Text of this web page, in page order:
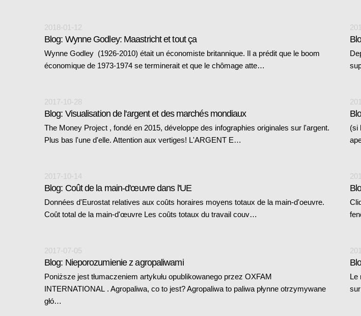
2018-01-12
Blog: Wynne Godley: Maastricht et tout ça
Wynne Godley (1926-2010) était un économiste britannique. Il a prédit que le boom
économique de 1973-1974 se terminerait et que le chômage atte…
2017-10-28
Blog: Visualisation de l'argent et des marchés mondiaux
The Money Project , fondé en 2015, développe des infographies originales sur l'argent.
Plus bas l'une d'elle. Attention aux vertiges! L'ARGENT E…
(si
2017-10-14
Blog: Coût de la main-d'œuvre dans l'UE
Données d'Eurostat relatives aux coûts horaires moyens totaux de la main-d'oeuvre.
Coût total de la main-d'œuvre Les coûts totaux du travail couv…
2017-07-05
Blog: Nieporozumienie z agropaliwami
Poniższe jest tłumaczeniem artykułu opublikowanego przez OXFAM
INTERNATIONAL . Agropaliwa, co to jest? Agropaliwa to paliwa płynne otrzymywane
głó…
Le